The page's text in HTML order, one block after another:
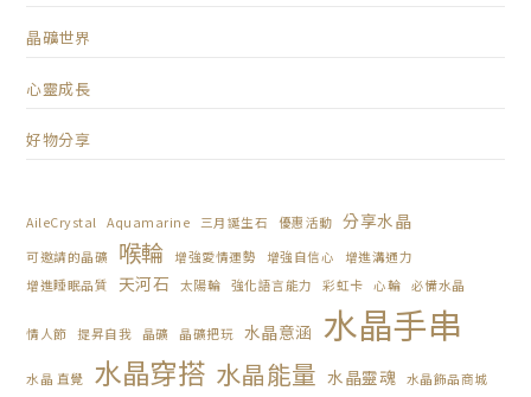
晶礦世界
心靈成長
好物分享
AileCrystal Aquamarine 三月誕生石 優惠活動 分享水晶
可邀請的晶礦 喉輪 增強愛情運勢 增強自信心
增進溝通力
增進睡眠品質
天河石 太陽輪 強化語言能力 彩虹卡 心輪 必備水晶
情人節 提昇自我 晶礦 晶礦把玩 水晶意涵 水晶手串
水晶 直覺 水晶穿搭 水晶能量 水晶靈魂 水晶飾品商城